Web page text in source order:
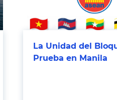
La Unidad del
Prueba en Manila